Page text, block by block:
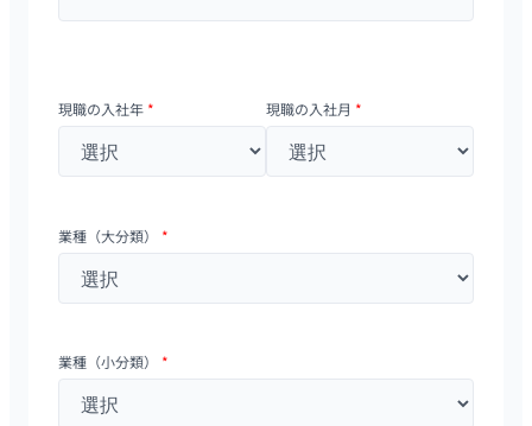
現職の入社年 * 現職の入社月 *
業種（大分類） *
業種（小分類） *